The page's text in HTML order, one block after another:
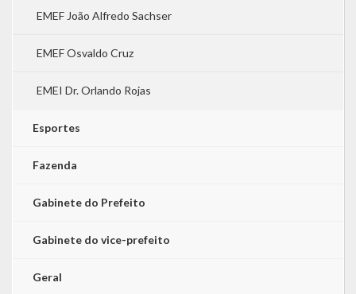
EMEF João Alfredo Sachser
EMEF Osvaldo Cruz
EMEI Dr. Orlando Rojas
Esportes
Fazenda
Gabinete do Prefeito
Gabinete do vice-prefeito
Geral